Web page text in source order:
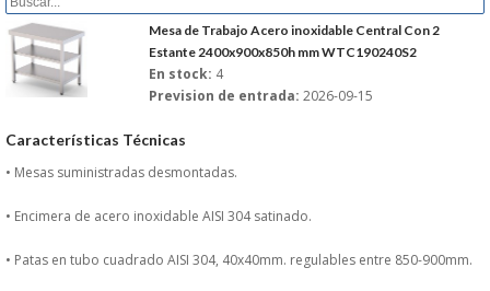
CATALOGOS
REFORMAS Y PROYECTOS
REGISTRARSE
Mesa de Trabajo Acero inoxidable Central Con 2
Estante 2400x900x850h mm WTC190240S2
En stock: 4
Prevision de entrada: 2026-09-15
Características Técnicas
• Mesas suministradas desmontadas.
• Encimera de acero inoxidable AISI 304 satinado.
• Patas en tubo cuadrado AISI 304, 40x40mm. regulables entre 850-900mm.